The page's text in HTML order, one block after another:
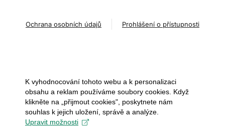
Ochrana osobních údajů Prohlášení o přístupnosti
K vyhodnocování tohoto webu a k personalizaci
obsahu a reklam používáme soubory cookies. Když
klikněte na „přijmout cookies", poskytnete nám
souhlas k jejich uložení, správě a analýze.
Upravit možnosti